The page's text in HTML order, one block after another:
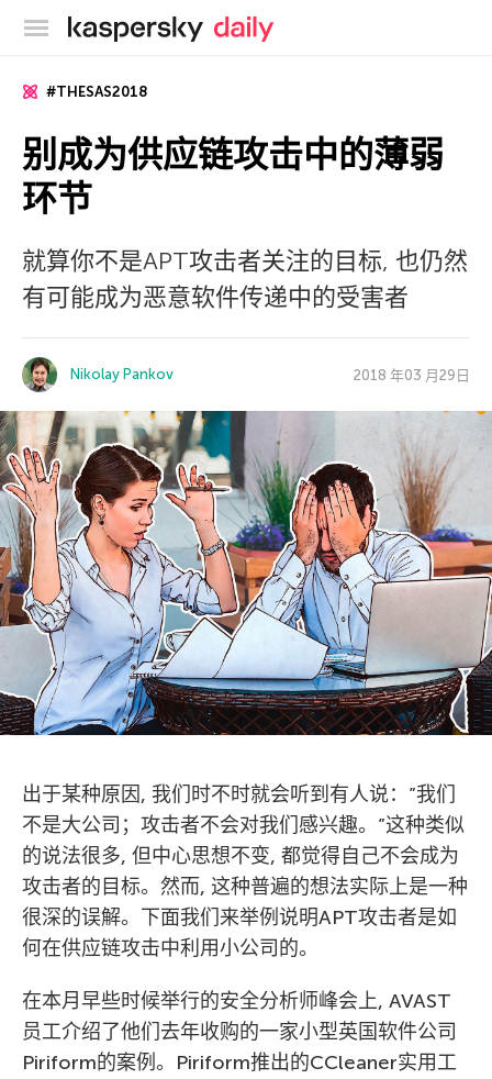
卡巴斯基官方博客
#THESAS2018
别成为供应链攻击中的薄弱
环节
就算你不是APT攻击者关注的目标, 也仍然
有可能成为恶意软件传递中的受害者
Nikolay Pankov 2018 年03 月29日
出于某种原因, 我们时不时就会听到有人说：”我们
不是大公司；攻击者不会对我们感兴趣。”这种类似
的说法很多, 但中心思想不变, 都觉得自己不会成为
攻击者的目标。然而, 这种普遍的想法实际上是一种
很深的误解。下面我们来举例说明APT攻击者是如
何在供应链攻击中利用小公司的。
在本月早些时候举行的安全分析师峰会上, AVAST
员工介绍了他们去年收购的一家小型英国软件公司
Piriform的案例。Piriform推出的CCleaner实用工